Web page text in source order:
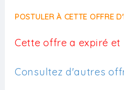
POSTULER À CETTE OFFRE
Cette offre a expiré
Consultez d'autres